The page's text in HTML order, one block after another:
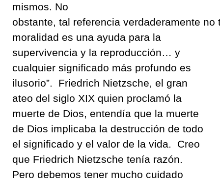
mismos
No
obstante tal referencia verdaderamente no
moralidad es una ayuda para la
supervivencia y la reproducción
y
cualquier significado más profundo es
ilusorio” Friedrich Nietzsche, el gran
ateo del siglo XIX quien proclamó la
muerte de Dios entendía que la muerte
de Dios implicaba la destrucción de todo
el significado y el valor de la vida
Creo
que Friedrich Nietzsche tenía razón
Pero debemos tener mucho cuidado